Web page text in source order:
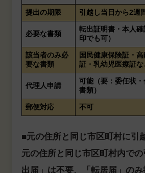
提出の期限 引越し当日から2週
必要な書類
転出証明書・本人
印でも可）
該当者のみ必
要な書類
国民健康保険証・
証・乳幼児医療証な
代理人申請
可能（要：委任状
書類）
郵便対応 不可
■元の住所と同じ市区町村に引
元の住所と同じ市区町村内で
出届」は不要、「転居届」のみ